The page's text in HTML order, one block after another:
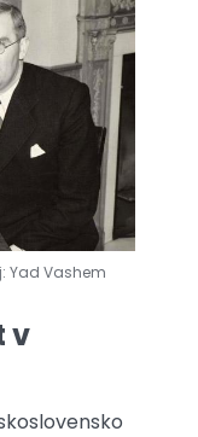
Yad Vashem
v